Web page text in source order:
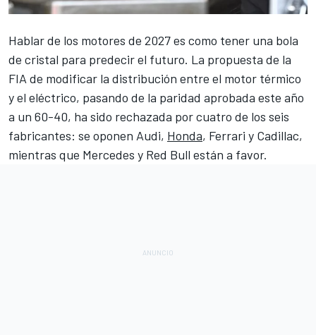
Hablar de los motores de 2027 es como tener una bola
de cristal para predecir el futuro. La propuesta de la
FIA de modificar la distribución entre el motor térmico
y el eléctrico, pasando de la paridad aprobada este año
a un 60-40, ha sido rechazada por cuatro de los seis
fabricantes: se oponen Audi, Honda, Ferrari y Cadillac,
mientras que Mercedes y Red Bull están a favor.